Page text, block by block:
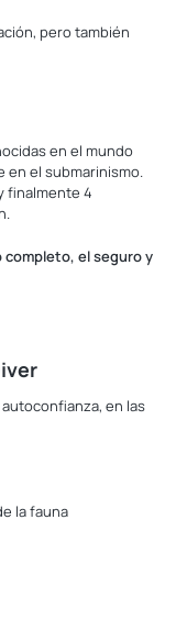
pero también
en el mundo
en el submarinismo.
finalmente 4
completo, el seguro y
en las
la fauna